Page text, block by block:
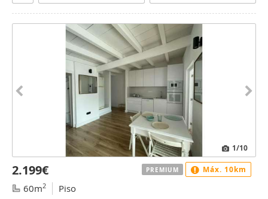
1/10
2.199€
60m2 Piso
PREMIUM Máx. 10km